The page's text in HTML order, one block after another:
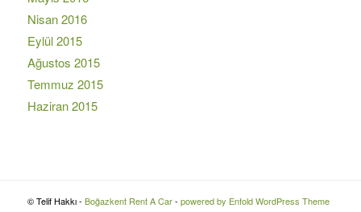
Nisan 2016
Eylül 2015
Ağustos 2015
Temmuz 2015
Haziran 2015
© Telif Hakkı - Boğazkent Rent A Car- powered by Enfold WordPress Theme